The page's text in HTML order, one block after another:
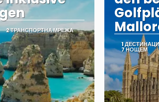
2 ТРАНСПОРТНА МРЕЖА
1
7 НОЩЕМ